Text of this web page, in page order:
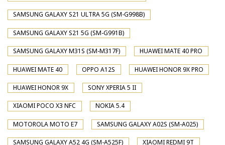
SAMSUNG GALAXY S21 ULTRA 5G (SM-G998B)
SAMSUNG GALAXY S21 5G (SM-G991B)
SAMSUNG GALAXY M31S (SM-M317F) HUAWEI MATE 40 PRO
HUAWEI MATE 40 OPPO A12S HUAWEI HONOR 9X PRO
HUAWEI HONOR 9X SONY XPERIA 5 II
XIAOMI POCO X3 NFC NOKIA 5.4
MOTOROLA MOTO E7 SAMSUNG GALAXY A02S (SM-A025)
SAMSUNG GALAXY A52 4G (SM-A525F) XIAOMI REDMI 9T